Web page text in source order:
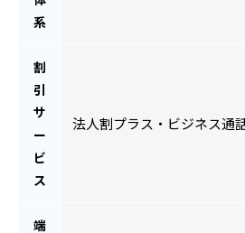
系
割
引
サ
ー
ビ
ス
法人割プラス・ビジネス通
端